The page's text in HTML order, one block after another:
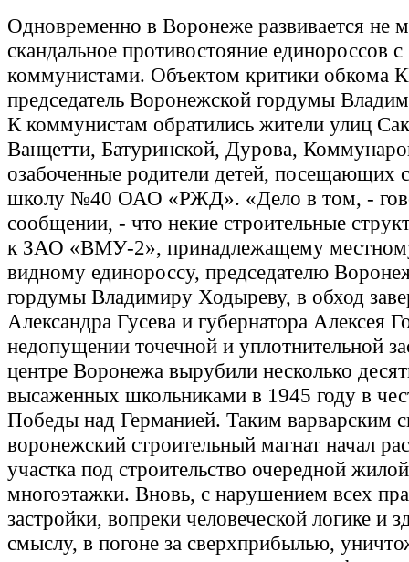
Одновременно в Воронеже развивается не
скандальное противостояние единороссов с
коммунистами. Объектом критики обкома
председатель Воронежской гордумы
К коммунистам обратились жители улиц
Ванцетти, Батуринской, Дурова,
озабоченные родители детей, посещающих
школу №40 ОАО «РЖД». «Дело в том, -
сообщении, - что некие строительные
к ЗАО «ВМУ-2», принадлежащему
видному единороссу, председателю
гордумы Владимиру Ходыреву, в обход
Александра Гусева и губернатора Алексея
недопущении точечной и уплотнительной
центре Воронежа вырубили несколько
высаженных школьниками в 1945 году в
Победы над Германией. Таким варварским
воронежский строительный магнат начал
участка под строительство очередной жилой
многоэтажки. Вновь, с нарушением всех
застройки, вопреки человеческой логике и
смыслу, в погоне за сверхприбылью,